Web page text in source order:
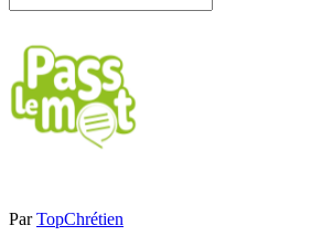
Par TopChrétien